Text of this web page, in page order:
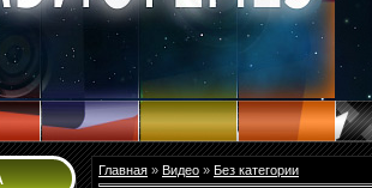
Главная » Видео » Без категории